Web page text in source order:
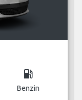
local_gas_station
Benzin